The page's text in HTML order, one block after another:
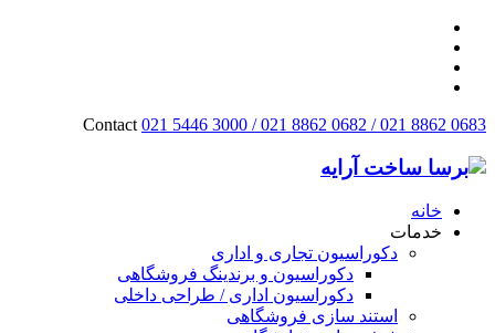
Contact 021 5446 3000 / 021 8862 0682 / 021 8862 0683
خانه
خدمات
دکوراسیون تجاری و اداری
دکوراسیون و برندینگ فروشگاهی
دکوراسیون اداری / طراحی داخلی
استند سازی فروشگاهی